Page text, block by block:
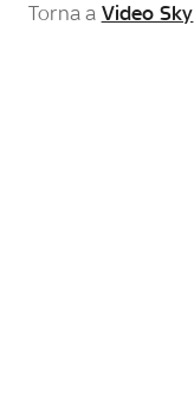
Torna a Video Sky